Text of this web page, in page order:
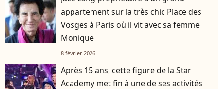
appartement sur la très chic Place des
Vosges à Paris où il vit avec sa femme
Monique
8 février 2026
Après 15 ans, cette figure de la Star
Academy met fin à une de ses activités